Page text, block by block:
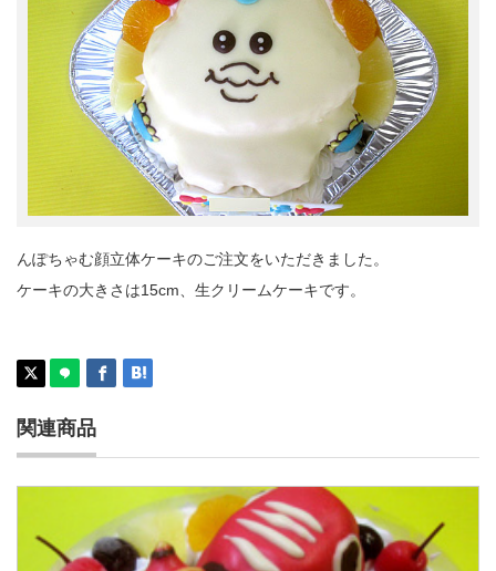
んぽちゃむ顔立体ケーキのご注文をいただきました。
ケーキの大きさは15cm、生クリームケーキです。
関連商品